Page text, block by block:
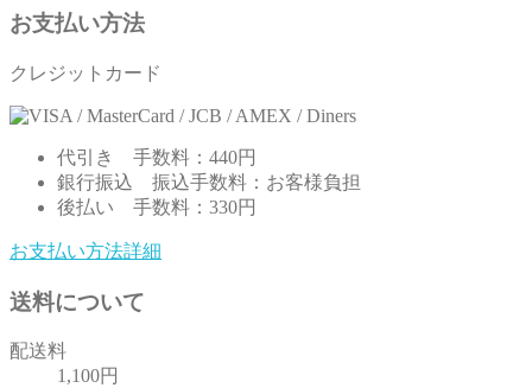
お支払い方法
クレジットカード
代引き 手数料：440円
銀行振込 振込手数料：お客様負担
後払い 手数料：330円
お支払い方法詳細
送料について
配送料
1,100円